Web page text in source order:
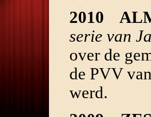
2010
serie van
over de
de PVV
werd.